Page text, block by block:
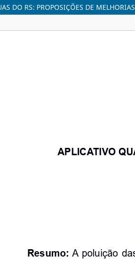
DO RS: PROPOSIÇÕES DE MELHORIAS